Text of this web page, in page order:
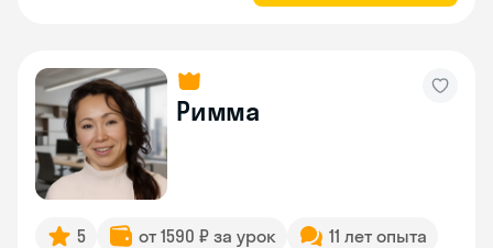
Римма
5 от 1590 ₽ за урок
11 лет опыта